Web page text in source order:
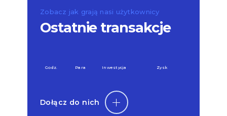
Zobacz jak grają nasi użytkownicy
Ostatnie transakcje
Godz. Para Inwestycja Zysk
Dołącz do nich